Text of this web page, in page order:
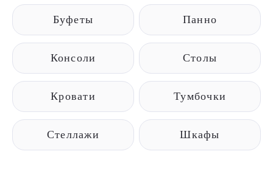
Буфеты Панно
Консоли Столы
Кровати Тумбочки
Стеллажи Шкафы